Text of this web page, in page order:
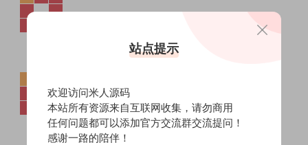
站点提示
欢迎访问米人源码
本站所有资源来自互联网收集，请勿商用
任何问题都可以添加官方交流群交流提问！
感谢一路的陪伴！